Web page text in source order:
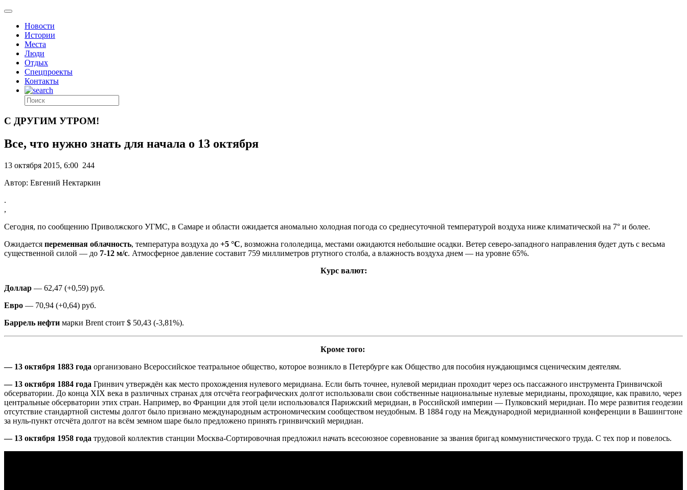
Новости
Истории
Места
Люди
Отдых
Спецпроекты
Контакты
С ДРУГИМ УТРОМ!
Все, что нужно знать для начала о 13 октября
13 октября 2015, 6:00 244
Автор: Евгений Нектаркин
.
,
Сегодня, по сообщению Приволжского УГМС, в Самаре и области ожидается аномально холодная погода со среднесуточной температурой воздуха ниже климатической на 7° и более.
Ожидается переменная облачность, температура воздуха до +5 °C, возможна гололедица, местами ожидаются небольшие осадки. Ветер северо-западного направления будет дуть с весьма
существенной силой — до 7-12 м/с. Атмосферное давление составит 759 миллиметров ртутного столба, а влажность воздуха днем — на уровне 65%.
Курс валют:
Доллар — 62,47 (+0,59) руб.
Евро — 70,94 (+0,64) руб.
Баррель нефти марки Brent стоит $ 50,43 (-3,81%).
Кроме того:
— 13 октября 1883 года организовано Всероссийское театральное общество, которое возникло в Петербурге как Общество для пособия нуждающимся сценическим деятелям.
— 13 октября 1884 года Гринвич утверждён как место прохождения нулевого меридиана. Если быть точнее, нулевой меридиан проходит через ось пассажного инструмента Гринвичской
обсерватории. До конца XIX века в различных странах для отсчёта географических долгот использовали свои собственные национальные нулевые меридианы, проходящие, как правило, через
центральные обсерватории этих стран. Например, во Франции для этой цели использовался Парижский меридиан, в Российской империи — Пулковский меридиан. По мере развития геодезии
отсутствие стандартной системы долгот было признано международным астрономическим сообществом неудобным. В 1884 году на Международной меридианной конференции в Вашингтоне
за нуль-пункт отсчёта долгот на всём земном шаре было предложено принять гринвичский меридиан.
— 13 октября 1958 года трудовой коллектив станции Москва-Сортировочная предложил начать всесоюзное соревнование за звания бригад коммунистического труда. С тех пор и повелось.